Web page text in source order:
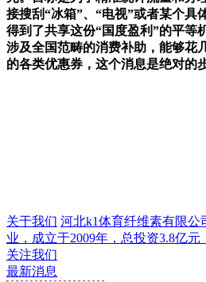
接搜刮“冰箱”、“电视”或者某个具
得到了共享这份“国度盈利”的平等
涉及全国范畴的消费补助，能够花
的各类优惠券，这个消息是绝对的
关于我们 河北k1体育纤维素有限公
业，成立于2009年，总投资3.8亿元
关注我们
最新消息